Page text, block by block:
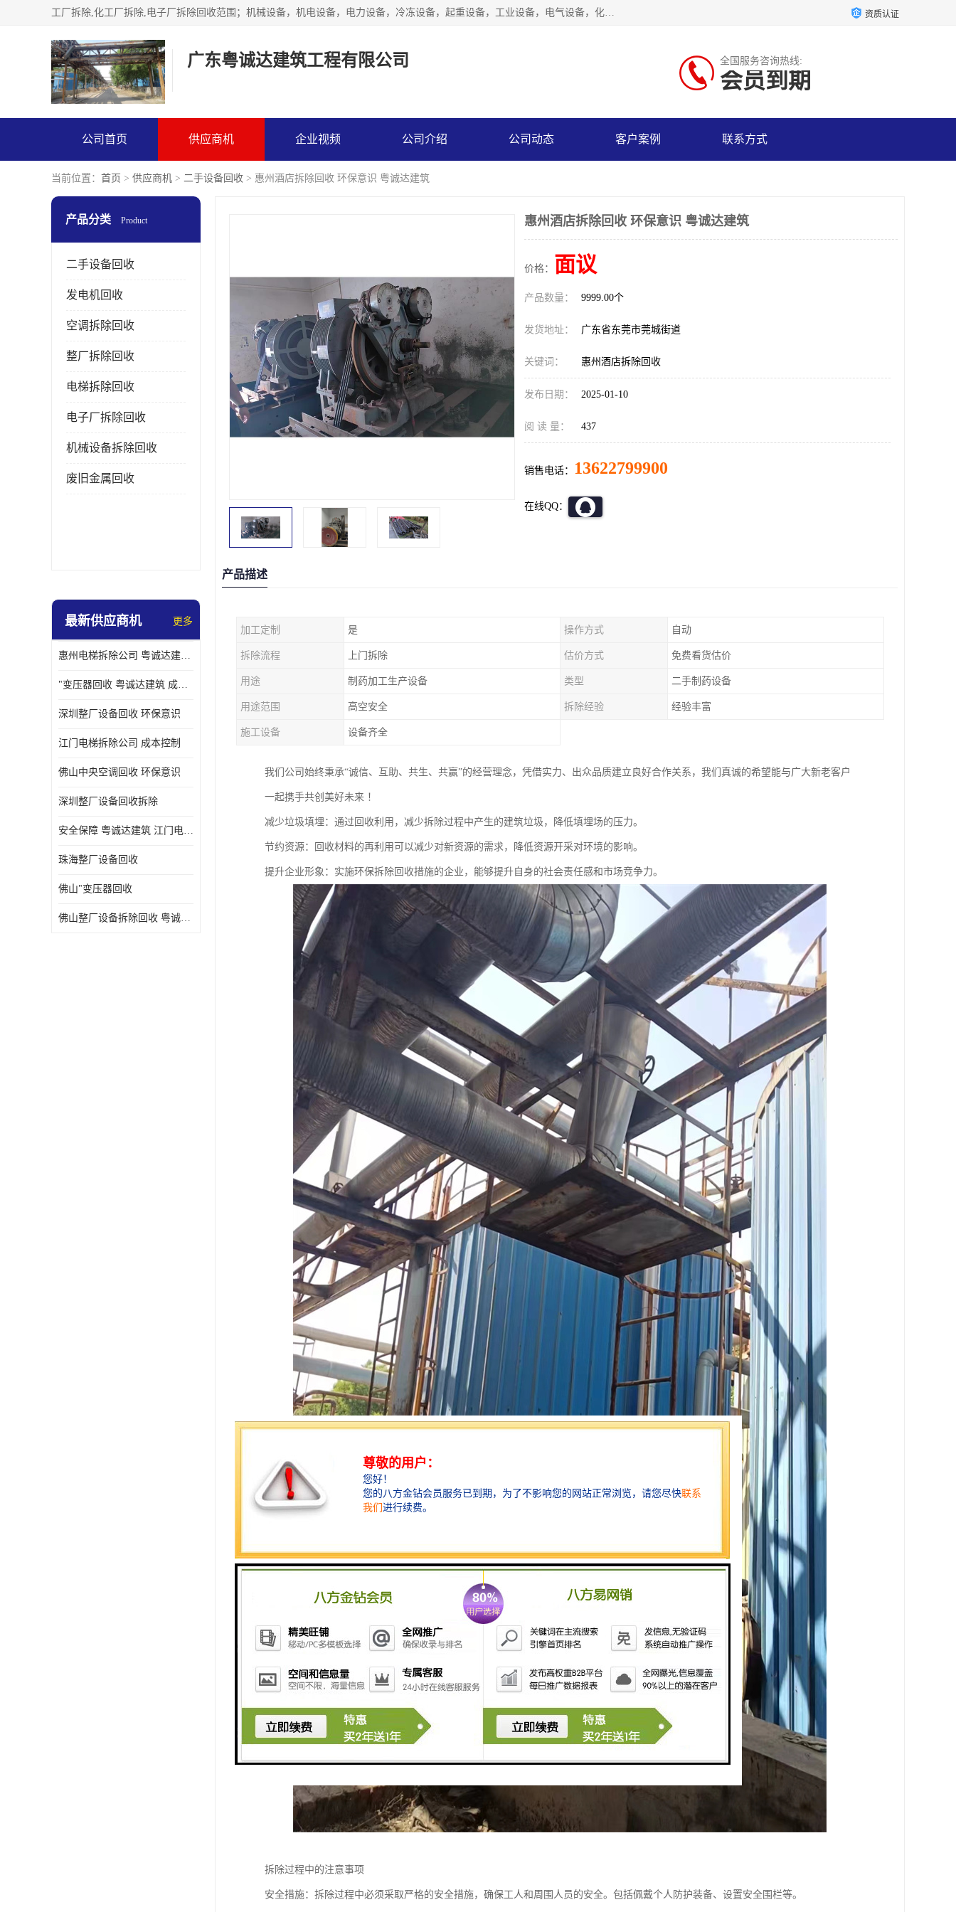
工厂拆除,化工厂拆除,电子厂拆除回收范围；机械设备，机电设备，电力设备，冷冻设备，起重设备，工业设备，电气设备，化工设备，木工设备，纺织设备，印染设备，水洗设备，电力物资，废旧金属，废旧物资，二手锅炉，二手电梯。 资质认证
广东粤诚达建筑工程有限公司 全国服务咨询热线:
会员到期
公司首页 供应商机 企业视频 公司介绍 公司动态 客户案例 联系方式
当前位置： 首页 > 供应商机 > 二手设备回收 > 惠州酒店拆除回收 环保意识 粤诚达建筑
产品分类 Product
二手设备回收
发电机回收
空调拆除回收
整厂拆除回收
电梯拆除回收
电子厂拆除回收
机械设备拆除回收
废旧金属回收
最新供应商机 更多
惠州电梯拆除公司 粤诚达建筑 安全保障
"变压器回收 粤诚达建筑 成本控制
深圳整厂设备回收 环保意识
江门电梯拆除公司 成本控制
佛山中央空调回收 环保意识
深圳整厂设备回收拆除
安全保障 粤诚达建筑 江门电梯拆除公司
珠海整厂设备回收
佛山"变压器回收
佛山整厂设备拆除回收 粤诚达建筑 环保意识
惠州酒店拆除回收 环保意识 粤诚达建筑
价格： 面议
产品数量： 9999.00个
发货地址： 广东省东莞市莞城街道
关键词： 惠州酒店拆除回收
发布日期： 2025-01-10
阅 读 量： 437
销售电话： 13622799900
在线QQ：
产品描述
加工定制 是 操作方式 自动
拆除流程 上门拆除 估价方式 免费看货估价
用途 制药加工生产设备 类型 二手制药设备
用途范围 高空安全 拆除经验 经验丰富
施工设备 设备齐全
我们公司始终秉承“诚信、互助、共生、共赢”的经营理念，凭借实力、出众品质建立良好合作关系，我们真诚的希望能与广大新老客户
一起携手共创美好未来 ！
减少垃圾填埋：通过回收利用，减少拆除过程中产生的建筑垃圾，降低填埋场的压力。
节约资源：回收材料的再利用可以减少对新资源的需求，降低资源开采对环境的影响。
提升企业形象：实施环保拆除回收措施的企业，能够提升自身的社会责任感和市场竞争力。
拆除过程中的注意事项
安全措施：拆除过程中必须采取严格的安全措施，确保工人和周围人员的安全。包括佩戴个人防护装备、设置安全围栏等。